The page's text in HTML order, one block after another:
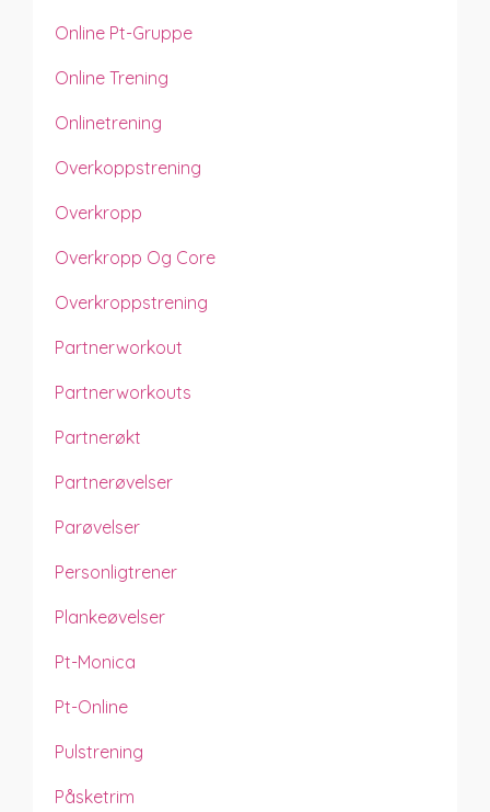
Online Pt-Gruppe
Online Trening
Onlinetrening
Overkoppstrening
Overkropp
Overkropp Og Core
Overkroppstrening
Partnerworkout
Partnerworkouts
Partnerøkt
Partnerøvelser
Parøvelser
Personligtrener
Plankeøvelser
Pt-Monica
Pt-Online
Pulstrening
Påsketrim